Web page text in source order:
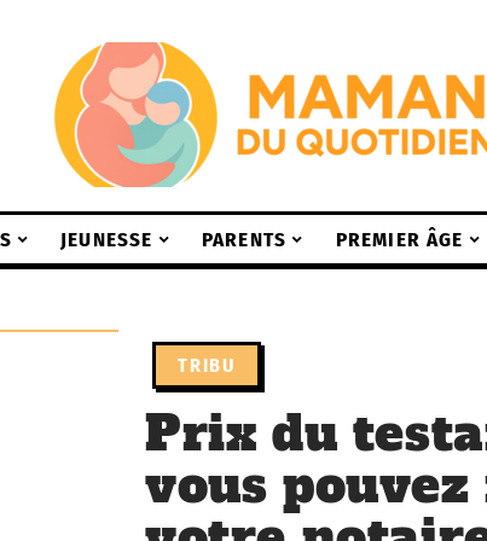
JEUNESSE PARENTS PREMIER ÂGE
TRIBU
Prix du
vous